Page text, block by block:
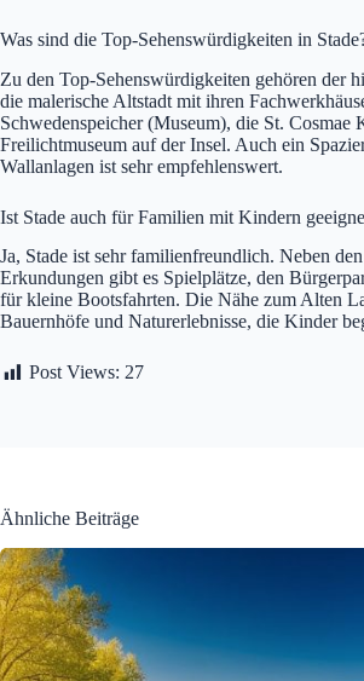
Was sind die Top-Sehenswürdigkeiten in
Zu den Top-Sehenswürdigkeiten gehören der
die malerische Altstadt mit ihren
Schwedenspeicher (Museum), die St. Cosmae
Freilichtmuseum auf der Insel. Auch ein
Wallanlagen ist sehr empfehlenswert.
Ist Stade auch für Familien mit Kindern
Ja, Stade ist sehr familienfreundlich. Neben
Erkundungen gibt es Spielplätze, den
für kleine Bootsfahrten. Die Nähe zum Alten
Bauernhöfe und Naturerlebnisse, die Kinder
Post Views: 27
Ähnliche Beiträge